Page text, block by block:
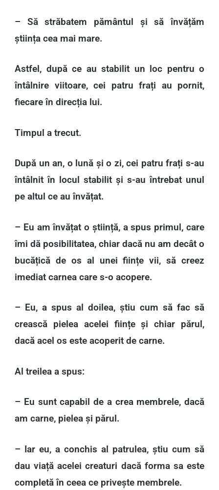
– Să străbatem pământul și să învățăm
știința cea mai mare.
Astfel, după ce au stabilit un loc pentru o
întâlnire viitoare, cei patru frați au pornit,
fiecare în direcția lui.
Timpul a trecut.
După un an, o lună și o zi, cei patru frați s-au
întâlnit în locul stabilit și s-au întrebat unul
pe altul ce au învățat.
– Eu am învățat o știință, a spus primul, care
îmi dă posibilitatea, chiar dacă nu am decât o
bucățică de os al unei ființe vii, să creez
imediat carnea care s-o acopere.
– Eu, a spus al doilea, știu cum să fac să
crească pielea acelei ființe și chiar părul,
dacă acel os este acoperit de carne.
Al treilea a spus:
– Eu sunt capabil de a crea membrele, dacă
am carne, pielea și părul.
– Iar eu, a conchis al patrulea, știu cum să
dau viață acelei creaturi dacă forma sa este
completă în ceea ce privește membrele.